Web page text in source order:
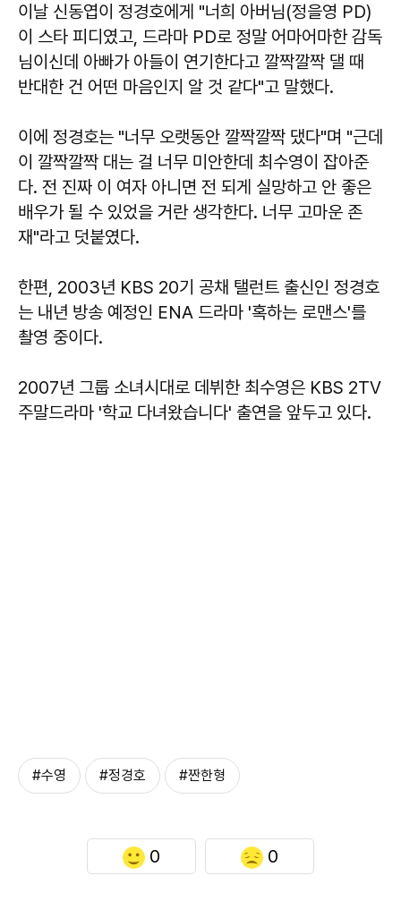
이날 신동엽이 정경호에게 "너희 아버님(정을영 PD)
이 스타 피디였고, 드라마 PD로 정말 어마어마한 감독
님이신데 아빠가 아들이 연기한다고 깔짝깔짝 댈 때
반대한 건 어떤 마음인지 알 것 같다"고 말했다.
이에 정경호는 "너무 오랫동안 깔짝깔짝 댔다"며 "근데
이 깔짝깔짝 대는 걸 너무 미안한데 최수영이 잡아준
다. 전 진짜 이 여자 아니면 전 되게 실망하고 안 좋은
배우가 될 수 있었을 거란 생각한다. 너무 고마운 존
재"라고 덧붙였다.
한편, 2003년 KBS 20기 공채 탤런트 출신인 정경호
는 내년 방송 예정인 ENA 드라마 '혹하는 로맨스'를
촬영 중이다.
2007년 그룹 소녀시대로 데뷔한 최수영은 KBS 2TV
주말드라마 '학교 다녀왔습니다' 출연을 앞두고 있다.
#수영 #정경호 #짠한형
0 0